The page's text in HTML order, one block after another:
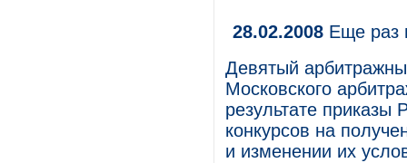
28.02.2008 Еще раз
Девятый
Московского
результате приказы
конкурсов на
и изменении их